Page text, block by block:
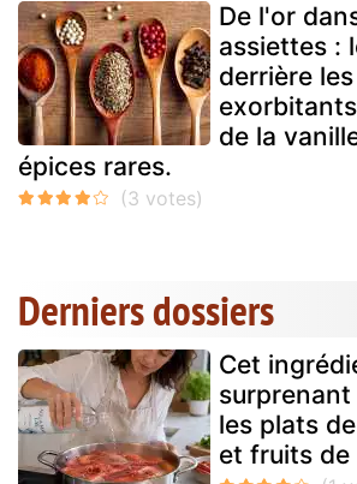
De l'or
assiettes :
derrière
de la
épices rares.
Derniers dossiers
Cet
les plats
et fruits de